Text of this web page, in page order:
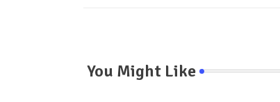
You Might Like